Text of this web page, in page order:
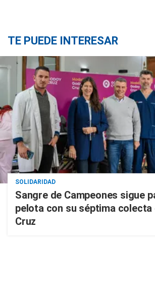
TE PUEDE INTERESAR
SOLIDARIDAD
Sangre de Campeones sigue
pelota con su séptima colecta
Cruz